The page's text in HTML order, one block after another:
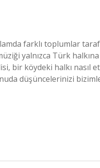
farklı toplumlar
yalnızca Türk
bir köydeki halkı nasıl
düşüncelerinizi